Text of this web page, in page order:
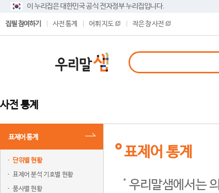
이 누리집은 대한민국 공식 전자정부 누리집입니다.
집필 참여하기 사전 통계 어휘 지도 작은 창 사전
사전 통계
표제어 통계
단위별 현황
표제어 분석 기호별 현황
품사별 현황
표제어 통계
우리말샘에서는